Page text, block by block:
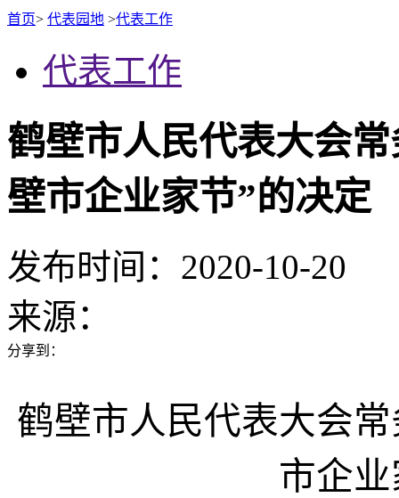
首页> 代表园地 >代表工作
代表工作
鹤壁市人民代表大会
壁市企业家节”的决定
发布时间：2020-10-20
来源：
分享到：
鹤壁市人民代表大会
市企